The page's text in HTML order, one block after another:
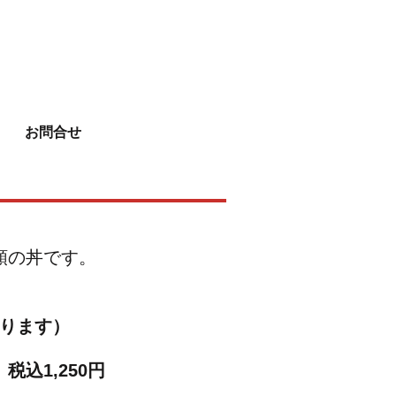
お問合せ
丼です。
ます）
込1,250円